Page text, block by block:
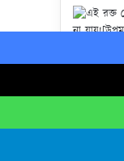
Facebook
X
WhatsApp